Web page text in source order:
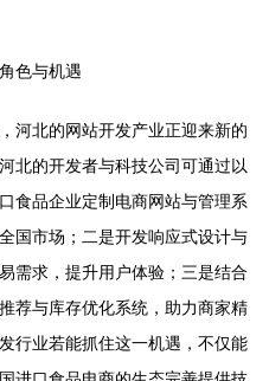
色与机遇
河北的网站开发产业正迎来新的
北的开发者与科技公司可通过以
食品企业定制电商网站与管理系
国市场；二是开发响应式设计与
需求，提升用户体验；三是结合
荐与库存优化系统，助力商家精
行业若能抓住这一机遇，不仅能